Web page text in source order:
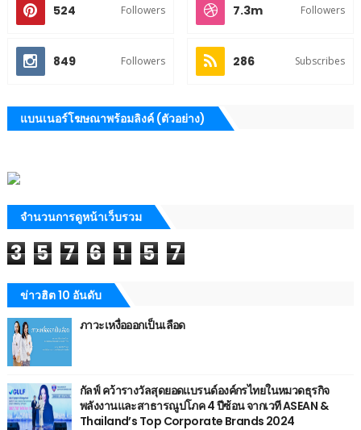
524 Followers 7.3m Followers
849 Followers 286 Subscribes
แบนเนอร์โฆษณาพร้อมลิงค์ (ตัวอย่าง)
จำนวนการดูหน้าเว็บรวม
3 5 7 6 1 5 7
ข่าวฮิต 10 อันดับ
ภาวะเหงื่อออกเป็นเลือด
กัลฟ์ คว้ารางวัลสุดยอดแบรนด์องค์กรไทยในหมวดธุรกิจ
พลังงานและสาธารณูปโภค 4 ปีซ้อน จากเวที ASEAN &
Thailand’s Top Corporate Brands 2024